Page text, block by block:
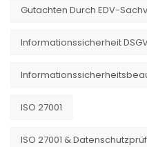
Gutachten Durch EDV-
Informationssicherheit
ISO 27001
ISO 27001 &